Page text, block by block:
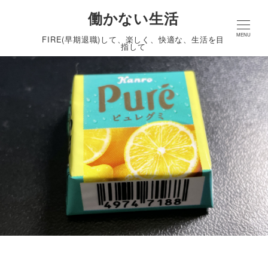
働かない生活
FIRE(早期退職)して、楽しく、快適な、生活を目
指して
MENU